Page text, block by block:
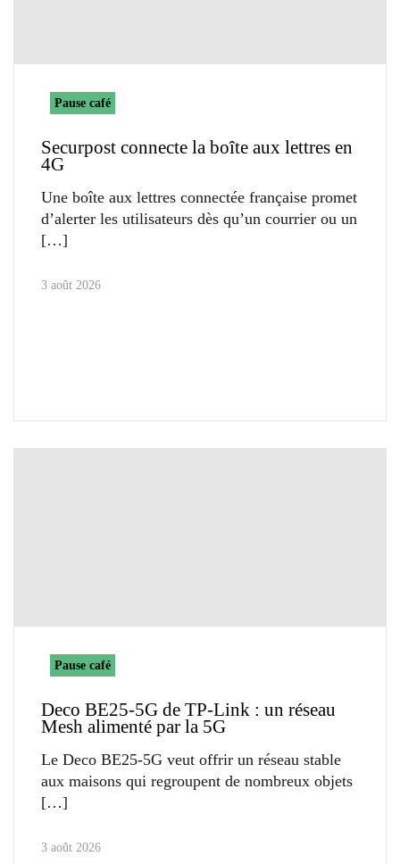
Pause café
Securpost connecte la boîte aux lettres en
4G
Une boîte aux lettres connectée française promet
d’alerter les utilisateurs dès qu’un courrier ou un
3 août 2026
Pause café
Deco BE25-5G de TP-Link : un réseau
Mesh alimenté par la 5G
Le Deco BE25-5G veut offrir un réseau stable
aux maisons qui regroupent de nombreux objets
3 août 2026